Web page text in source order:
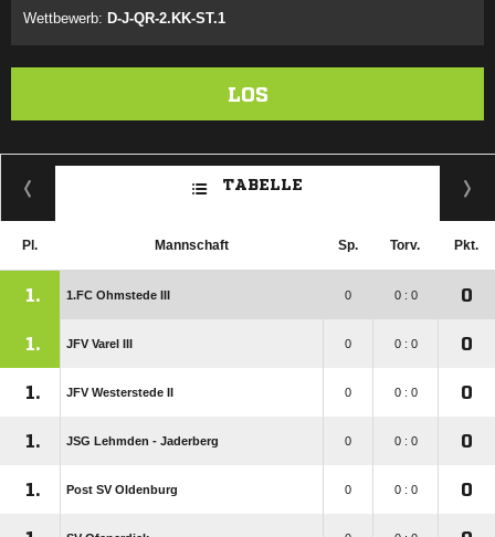
Wettbewerb: D-J-QR-2.KK-ST.1
LOS
TABELLE
Pl. Mannschaft Sp. Torv. Pkt.
1. 1.FC Ohmstede III 0 0 : 0 0
1. JFV Varel III 0 0 : 0 0
1. JFV Westerstede II 0 0 : 0 0
1. JSG Lehmden - Jaderberg 0 0 : 0 0
1. Post SV Oldenburg 0 0 : 0 0